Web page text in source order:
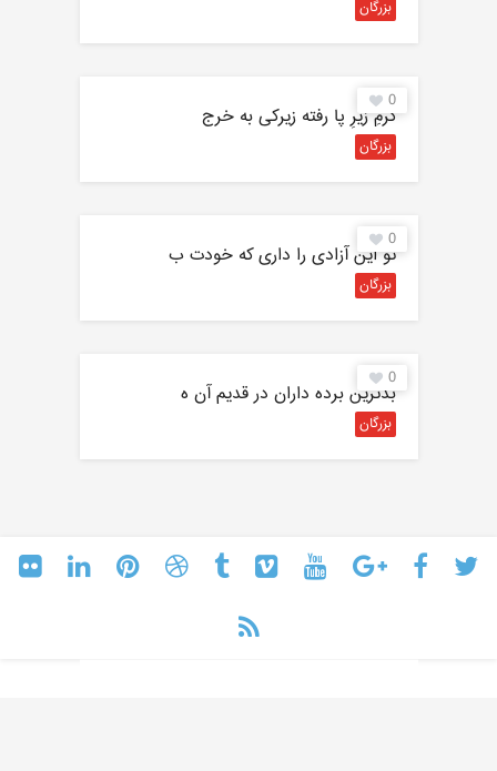
بزرگان
0
کرمِ زیرِ پا رفته زیرکی به خرج
بزرگان
0
تو این آزادی را داری که خودت ب
بزرگان
0
بدترین برده داران در قدیم آن ه
بزرگان